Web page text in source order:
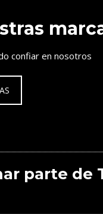
confiar en nosotros
parte de